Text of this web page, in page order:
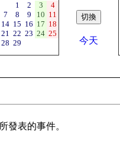
1
2 3
4
7 8 9 10 11
14 15 16 17 18
21 22 23 24 25
28 29 今天
發表的事件。